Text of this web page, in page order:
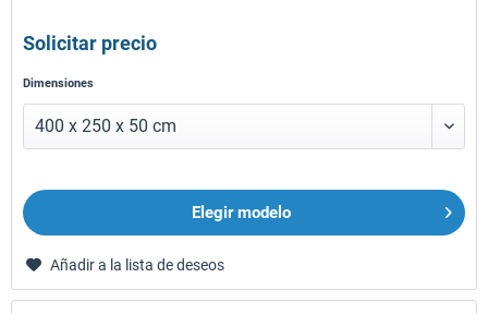
Solicitar precio
Dimensiones
Elegir modelo
Añadir a la lista de deseos